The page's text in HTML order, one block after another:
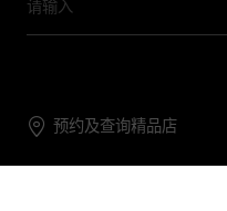
预约及查询精品店